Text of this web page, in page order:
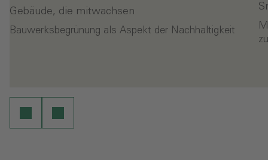
Gebäude, die mitwachsen
Bauwerksbegrünung als Aspekt der Nachhaltigkeit